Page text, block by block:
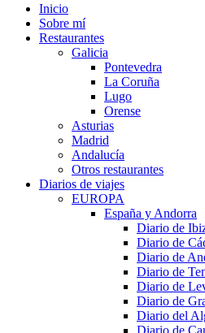
Inicio
Sobre mí
Restaurantes
Galicia
Pontevedra
La Coruña
Lugo
Orense
Asturias
Madrid
Andalucía
Otros restaurantes
Diarios de viajes
EUROPA
España y Andorra
Diario de
Diario de
Diario de
Diario de
Diario de
Diario de
Diario del
Diario de